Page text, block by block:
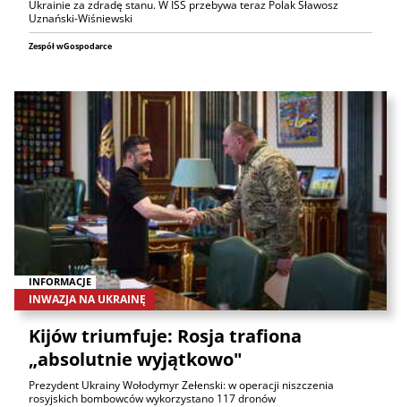
Ukrainie za zdradę stanu. W ISS przebywa teraz Polak Sławosz
Uznański-Wiśniewski
Zespół wGospodarce
INFORMACJE
INWAZJA NA UKRAINĘ
Kijów triumfuje: Rosja trafiona
„absolutnie wyjątkowo"
Prezydent Ukrainy Wołodymyr Zełenski: w operacji niszczenia
rosyjskich bombowców wykorzystano 117 dronów